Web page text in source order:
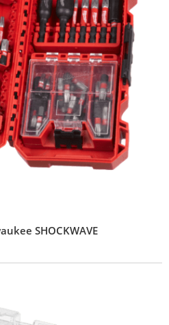
SHOCKWAVE